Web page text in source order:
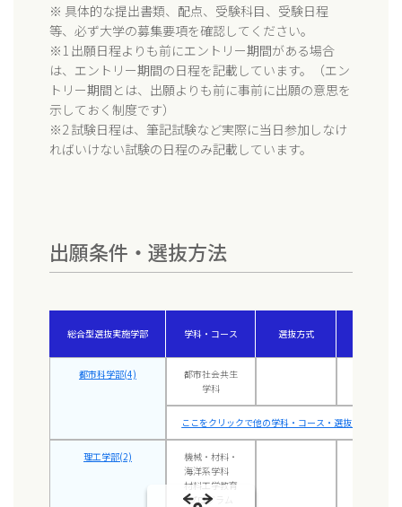
※ 具体的な提出書類、配点、受験科目、受験日程
等、必ず大学の募集要項を確認してください。
※1 出願日程よりも前にエントリー期間がある場合
は、エントリー期間の日程を記載しています。（エン
トリー期間とは、出願よりも前に事前に出願の意思を
示しておく制度です）
※2 試験日程は、筆記試験など実際に当日参加しなけ
ればいけない試験の日程のみ記載しています。
出願条件・選抜方法
総合型選抜実施学部 学科・コース 選抜方式
都市科学部(4)
都市社会共生
学科
ここをクリックで他の学科・コース・選抜方式も表示
理工学部(2)
機械・材料・
海洋系学科
材料工学教育
プログラム